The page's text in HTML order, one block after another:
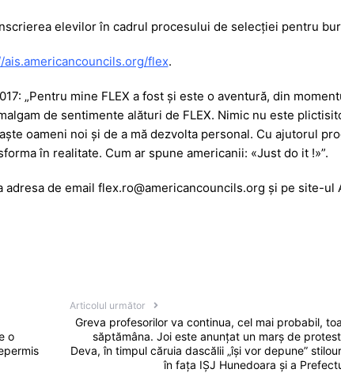
elevilor în cadrul procesului de selecției pentru
ais.americancouncils.org/flex.
„Pentru mine FLEX a fost și este o aventură, din
de sentimente alături de FLEX. Nimic nu este
oameni noi și de a mă dezvolta personal. Cu ajutorul
în realitate. Cum ar spune americanii: «Just do it !»”.
de email flex.ro@americancouncils.org și pe site-ul
o
Articolul următor
Greva profesorilor va continua, cel mai probabil,
săptămâna. Joi este anunțat un marș de
Deva, în timpul căruia dascălii „își vor depune”
în fața IȘJ Hunedoara și a